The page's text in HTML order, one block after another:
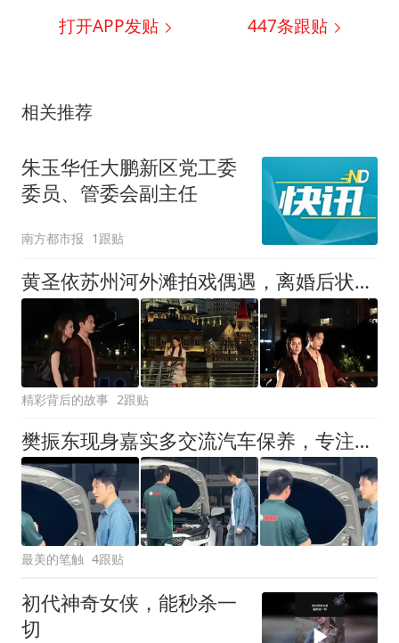
打开APP发贴 447条跟贴
相关推荐
朱玉华任大鹏新区党工委
委员、管委会副主任
南方都市报 1跟贴
黄圣依苏州河外滩拍戏偶遇，离婚后状态回春展大女主魅力
精彩背后的故事 2跟贴
樊振东现身嘉实多交流汽车保养，专注侧颜引关注
最美的笔触 4跟贴
初代神奇女侠，能秒杀一
切